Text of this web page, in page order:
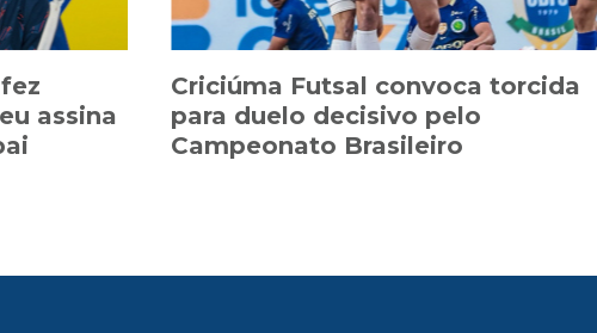
assina
Criciúma Futsal convoca torcida
para duelo decisivo pelo
Campeonato Brasileiro